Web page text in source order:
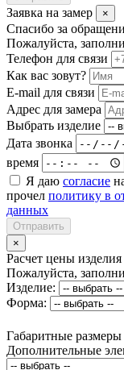
Заявка на замер ×
Спасибо за
Пожалуйста,
Телефон для связи
Как вас зовут?
E-mail для связи
Адрес для замера
Выбрать изделие
Дата звонка
время
Я даю согласие
прочел политику в
данных
Отправить
×
Расчет цены изделия
Пожалуйста,
Изделие:
Форма:
Габаритные
Дополнительные